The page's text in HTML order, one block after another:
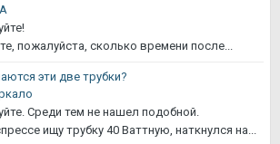
пожалуйста, сколько времени после...
эти две трубки?
Среди тем не нашел подобной.
ищу трубку 40 Ваттную, наткнулся на...